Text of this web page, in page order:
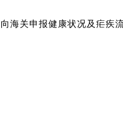
海关申报健康状况及疟疾